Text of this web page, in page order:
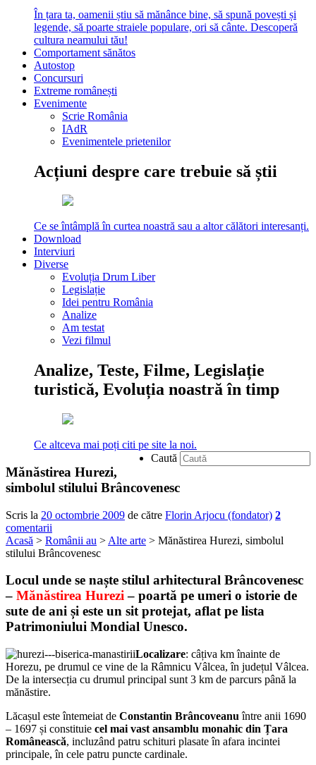
În țara ta, oamenii știu să mănânce bine, să spună povești și
legende, să poarte straiele populare, ori să cânte. Descoperă
cultura neamului tău!
Comportament sănătos
Autostop
Concursuri
Extreme românești
Evenimente
Scrie România
IAdR
Evenimentele prietenilor
Acțiuni despre care trebuie să știi
Ce se întâmplă în curtea noastră sau a altor călători interesanți.
Download
Interviuri
Diverse
Evoluția Drum Liber
Legislație
Idei pentru România
Analize
Am testat
Vezi filmul
Analize, Teste, Filme, Legislație
turistică, Evoluția noastră în timp
Ce altceva mai poți citi pe site la noi.
Caută
Mănăstirea Hurezi,
simbolul stilului Brâncovenesc
Scris la 20 octombrie 2009 de către Florin Arjocu (fondator) 2
comentarii
Acasă > Românii au > Alte arte > Mănăstirea Hurezi, simbolul
stilului Brâncovenesc
Locul unde se naște stilul arhitectural Brâncovenesc
– Mănăstirea Hurezi– poartă pe umeri o istorie de
sute de ani și este un sit protejat, aflat pe lista
Patrimoniului Mondial Unesco.
Localizare: câțiva km înainte de
Horezu, pe drumul ce vine de la Râmnicu Vâlcea, în județul Vâlcea.
De la intersecția cu drumul principal sunt 3 km de parcurs până la
mănăstire.
Lăcașul este întemeiat de Constantin Brâncoveanu între anii 1690
– 1697 și constituie cel mai vast ansamblu monahic din Țara
Românească, incluzând patru schituri plasate în afara incintei
principale, în cele patru puncte cardinale.